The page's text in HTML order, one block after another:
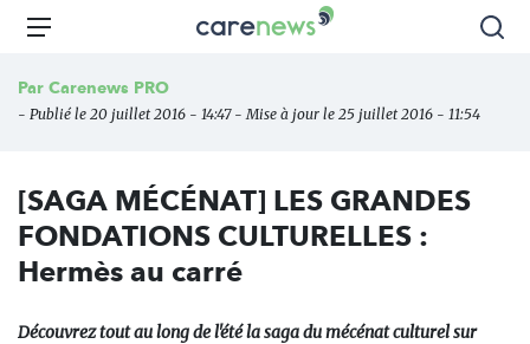
Aller
principal
Carenews,
des
l'engagement
Menu
Par Carenews PRO
- Publié le 20 juillet 2016 - 14:47 - Mise à jour le 25 juillet 2016 - 11:54
[SAGA MÉCÉNAT] LES GRANDES
FONDATIONS CULTURELLES :
Hermès au carré
Découvrez tout au long de l'été la saga du mécénat culturel sur